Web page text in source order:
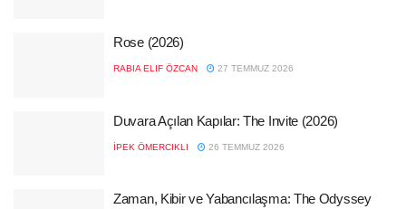
Rose (2026)
RABIA ELIF ÖZCAN 27 TEMMUZ 2026
Duvara Açılan Kapılar: The Invite (2026)
İPEK ÖMERCIKLI 26 TEMMUZ 2026
Zaman, Kibir ve Yabancılaşma: The Odyssey